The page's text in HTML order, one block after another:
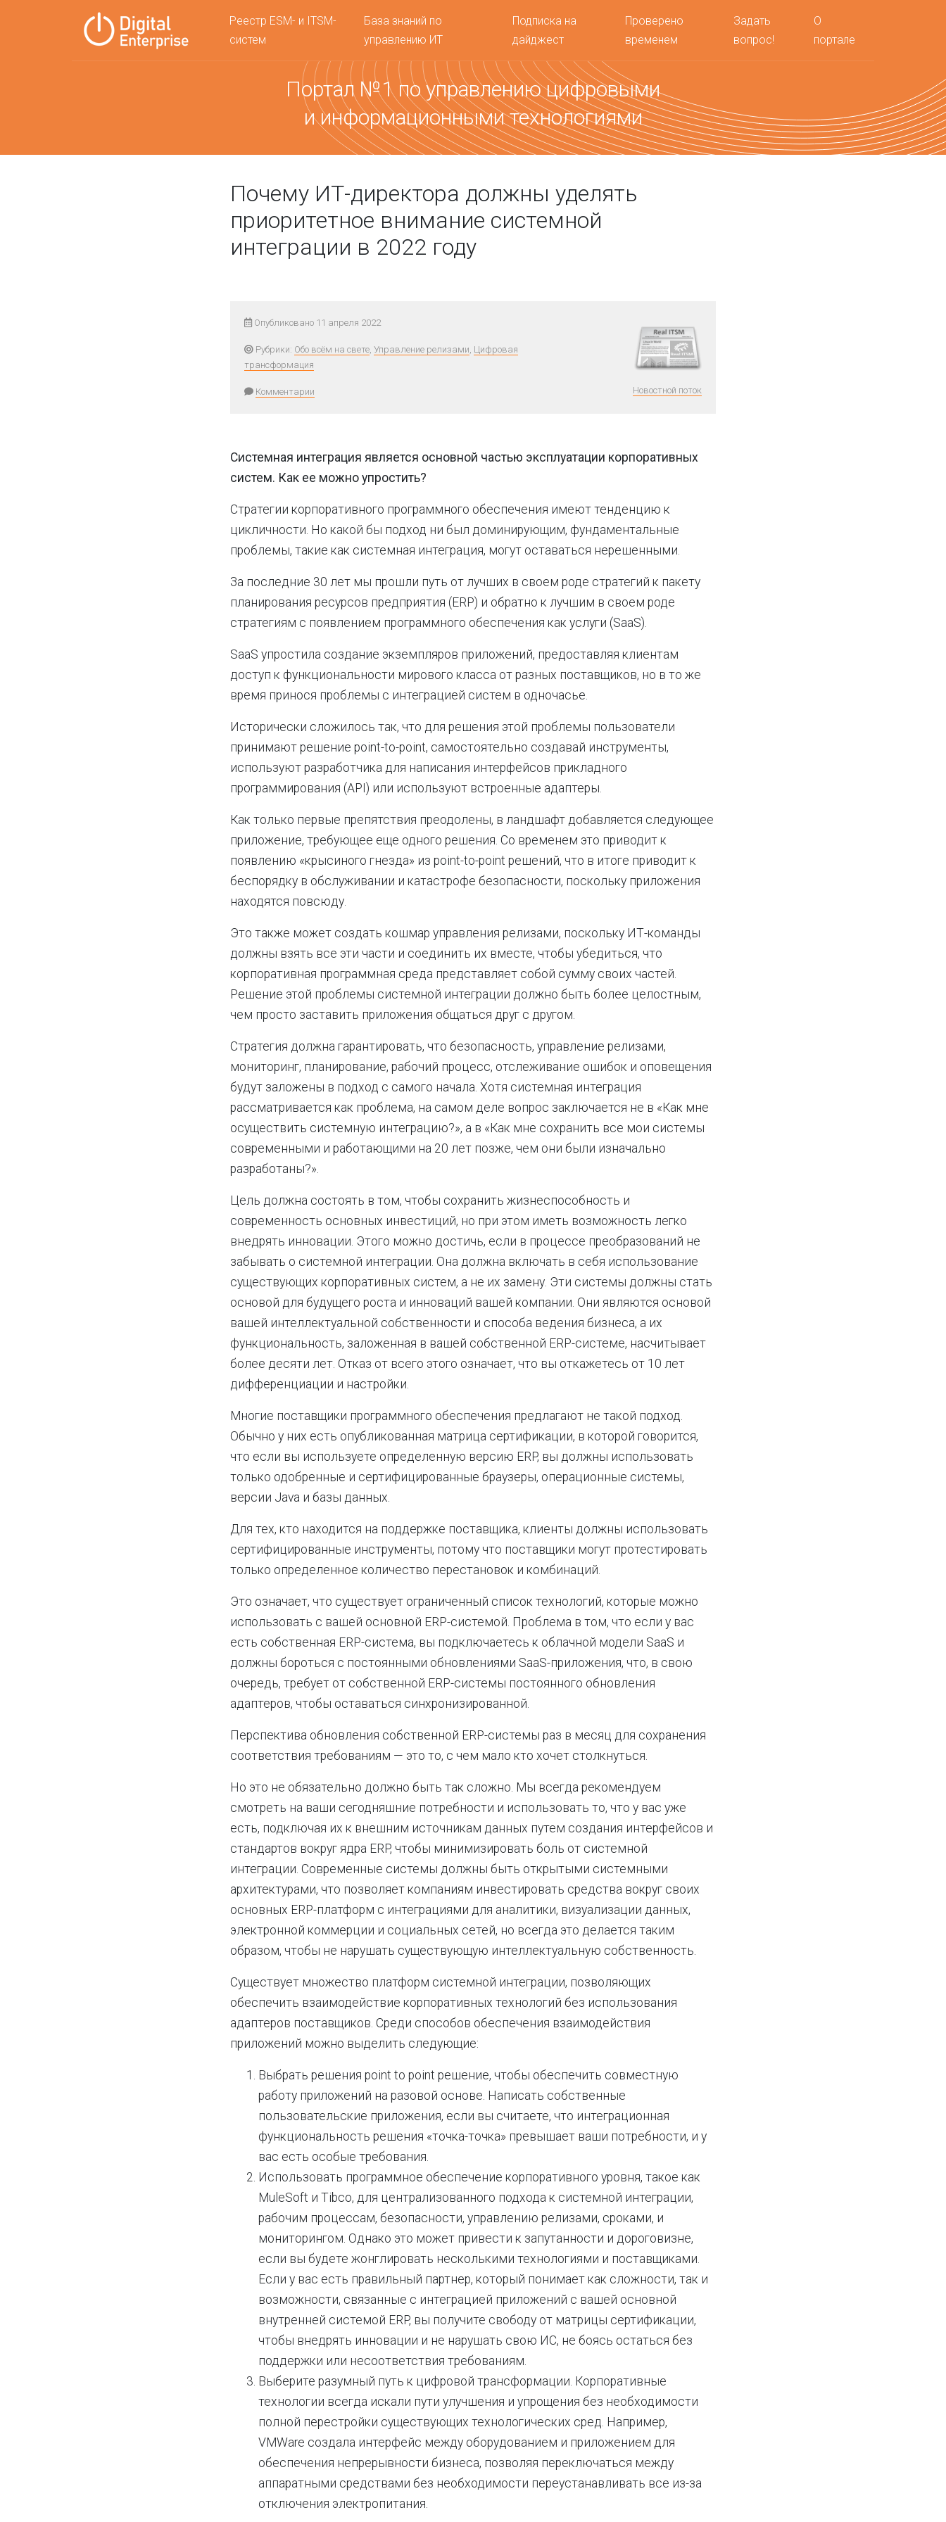
Реестр ESM- и ITSM-
систем
База знаний по
управлению ИТ
Подписка на
дайджест
Проверено
временем
Задать
вопрос!
О
портале
Портал №1 по управлению цифровыми
и информационными технологиями
Почему ИТ-директора должны уделять
приоритетное внимание системной
интеграции в 2022 году
Опубликовано 11 апреля 2022
Рубрики: Обо всём на свете, Управление релизами, Цифровая
трансформация
Комментарии Новостной поток
Системная интеграция является основной частью эксплуатации корпоративных
систем. Как ее можно упростить?
Стратегии корпоративного программного обеспечения имеют тенденцию к
цикличности. Но какой бы подход ни был доминирующим, фундаментальные
проблемы, такие как системная интеграция, могут оставаться нерешенными.
За последние 30 лет мы прошли путь от лучших в своем роде стратегий к пакету
планирования ресурсов предприятия (ERP) и обратно к лучшим в своем роде
стратегиям с появлением программного обеспечения как услуги (SaaS).
SaaS упростила создание экземпляров приложений, предоставляя клиентам
доступ к функциональности мирового класса от разных поставщиков, но в то же
время принося проблемы с интеграцией систем в одночасье.
Исторически сложилось так, что для решения этой проблемы пользователи
принимают решение point-to-point, самостоятельно создавай инструменты,
используют разработчика для написания интерфейсов прикладного
программирования (API) или используют встроенные адаптеры.
Как только первые препятствия преодолены, в ландшафт добавляется следующее
приложение, требующее еще одного решения. Со временем это приводит к
появлению «крысиного гнезда» из point-to-point решений, что в итоге приводит к
беспорядку в обслуживании и катастрофе безопасности, поскольку приложения
находятся повсюду.
Это также может создать кошмар управления релизами, поскольку ИТ-команды
должны взять все эти части и соединить их вместе, чтобы убедиться, что
корпоративная программная среда представляет собой сумму своих частей.
Решение этой проблемы системной интеграции должно быть более целостным,
чем просто заставить приложения общаться друг с другом.
Стратегия должна гарантировать, что безопасность, управление релизами,
мониторинг, планирование, рабочий процесс, отслеживание ошибок и оповещения
будут заложены в подход с самого начала. Хотя системная интеграция
рассматривается как проблема, на самом деле вопрос заключается не в «Как мне
осуществить системную интеграцию?», а в «Как мне сохранить все мои системы
современными и работающими на 20 лет позже, чем они были изначально
разработаны?».
Цель должна состоять в том, чтобы сохранить жизнеспособность и
современность основных инвестиций, но при этом иметь возможность легко
внедрять инновации. Этого можно достичь, если в процессе преобразований не
забывать о системной интеграции. Она должна включать в себя использование
существующих корпоративных систем, а не их замену. Эти системы должны стать
основой для будущего роста и инноваций вашей компании. Они являются основой
вашей интеллектуальной собственности и способа ведения бизнеса, а их
функциональность, заложенная в вашей собственной ERP-системе, насчитывает
более десяти лет. Отказ от всего этого означает, что вы откажетесь от 10 лет
дифференциации и настройки.
Многие поставщики программного обеспечения предлагают не такой подход.
Обычно у них есть опубликованная матрица сертификации, в которой говорится,
что если вы используете определенную версию ERP, вы должны использовать
только одобренные и сертифицированные браузеры, операционные системы,
версии Java и базы данных.
Для тех, кто находится на поддержке поставщика, клиенты должны использовать
сертифицированные инструменты, потому что поставщики могут протестировать
только определенное количество перестановок и комбинаций.
Это означает, что существует ограниченный список технологий, которые можно
использовать с вашей основной ERP-системой. Проблема в том, что если у вас
есть собственная ERP-система, вы подключаетесь к облачной модели SaaS и
должны бороться с постоянными обновлениями SaaS-приложения, что, в свою
очередь, требует от собственной ERP-системы постоянного обновления
адаптеров, чтобы оставаться синхронизированной.
Перспектива обновления собственной ERP-системы раз в месяц для сохранения
соответствия требованиям — это то, с чем мало кто хочет столкнуться.
Но это не обязательно должно быть так сложно. Мы всегда рекомендуем
смотреть на ваши сегодняшние потребности и использовать то, что у вас уже
есть, подключая их к внешним источникам данных путем создания интерфейсов и
стандартов вокруг ядра ERP, чтобы минимизировать боль от системной
интеграции. Современные системы должны быть открытыми системными
архитектурами, что позволяет компаниям инвестировать средства вокруг своих
основных ERP-платформ с интеграциями для аналитики, визуализации данных,
электронной коммерции и социальных сетей, но всегда это делается таким
образом, чтобы не нарушать существующую интеллектуальную собственность.
Существует множество платформ системной интеграции, позволяющих
обеспечить взаимодействие корпоративных технологий без использования
адаптеров поставщиков. Среди способов обеспечения взаимодействия
приложений можно выделить следующие:
Выбрать решения point to point решение, чтобы обеспечить совместную
работу приложений на разовой основе. Написать собственные
пользовательские приложения, если вы считаете, что интеграционная
функциональность решения «точка-точка» превышает ваши потребности, и у
вас есть особые требования.
Использовать программное обеспечение корпоративного уровня, такое как
MuleSoft и Tibco, для централизованного подхода к системной интеграции,
рабочим процессам, безопасности, управлению релизами, сроками, и
мониторингом. Однако это может привести к запутанности и дороговизне,
если вы будете жонглировать несколькими технологиями и поставщиками.
Если у вас есть правильный партнер, который понимает как сложности, так и
возможности, связанные с интеграцией приложений с вашей основной
внутренней системой ERP, вы получите свободу от матрицы сертификации,
чтобы внедрять инновации и не нарушать свою ИС, не боясь остаться без
поддержки или несоответствия требованиям.
Выберите разумный путь к цифровой трансформации. Корпоративные
технологии всегда искали пути улучшения и упрощения без необходимости
полной перестройки существующих технологических сред. Например,
VMWare создала интерфейс между оборудованием и приложением для
обеспечения непрерывности бизнеса, позволяя переключаться между
аппаратными средствами без необходимости переустанавливать все из-за
отключения электропитания.